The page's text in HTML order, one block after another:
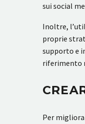
sui social
Inoltre,
proprie
supporto e
riferimento
Per